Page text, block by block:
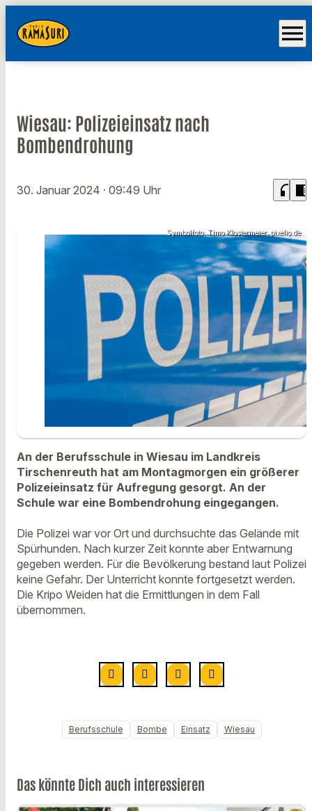
menu
Wiesau: Polizeieinsatz nach
Bombendrohung
30. Januar 2024 · 09:49 Uhr headphones chrome_reader_mode
Symbolfoto: Timo Klostermeier, pixelio.de
An der Berufsschule in Wiesau im Landkreis
Tirschenreuth hat am Montagmorgen ein größerer
Polizeieinsatz für Aufregung gesorgt. An der
Schule war eine Bombendrohung eingegangen.
Die Polizei war vor Ort und durchsuchte das Gelände mit
Spürhunden. Nach kurzer Zeit konnte aber Entwarnung
gegeben werden. Für die Bevölkerung bestand laut Polizei
keine Gefahr. Der Unterricht konnte fortgesetzt werden.
Die Kripo Weiden hat die Ermittlungen in dem Fall
übernommen.
Berufsschule Bombe Einsatz Wiesau
Das könnte Dich auch interessieren